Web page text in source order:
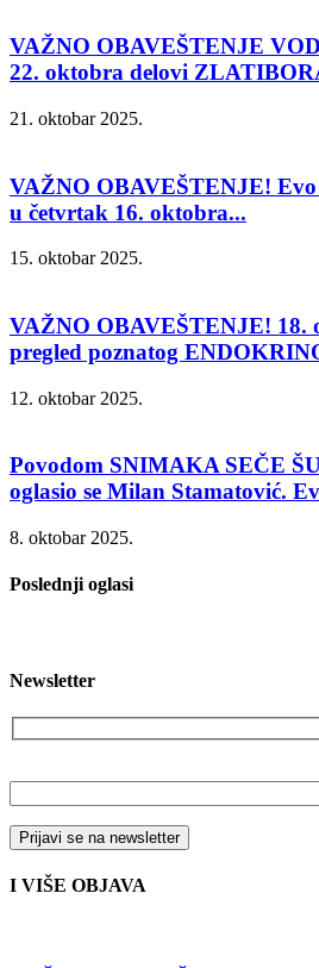
VAŽNO OBAVEŠTENJE
22. oktobra delovi
21. oktobar 2025.
VAŽNO OBAVEŠTENJE!
u četvrtak 16. oktobra...
15. oktobar 2025.
VAŽNO OBAVEŠTENJE! 18.
pregled poznatog
12. oktobar 2025.
Povodom SNIMAKA SEČE
oglasio se Milan Stamatović.
8. oktobar 2025.
Poslednji oglasi
Newsletter
I VIŠE OBJAVA